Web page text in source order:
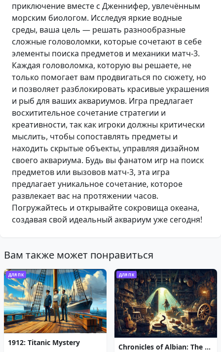
приключение вместе с Дженнифер, увлечённым
морским биологом. Исследуя яркие водные
среды, ваша цель — решать разнообразные
сложные головоломки, которые сочетают в себе
элементы поиска предметов и механики матч-3.
Каждая головоломка, которую вы решаете, не
только помогает вам продвигаться по сюжету, но
и позволяет разблокировать красивые украшения
и рыб для ваших аквариумов. Игра предлагает
восхитительное сочетание стратегии и
креативности, так как игроки должны критически
мыслить, чтобы сопоставлять предметы и
находить скрытые объекты, управляя дизайном
своего аквариума. Будь вы фанатом игр на поиск
предметов или вызовов матч-3, эта игра
предлагает уникальное сочетание, которое
развлекает вас на протяжении часов.
Погружайтесь и открывайте сокровища океана,
создавая свой идеальный аквариум уже сегодня!
Вам также может понравиться
ДЛЯ ПК
1912: Titanic Mystery
ДЛЯ ПК
Chronicles of Albian: The Magic Convention